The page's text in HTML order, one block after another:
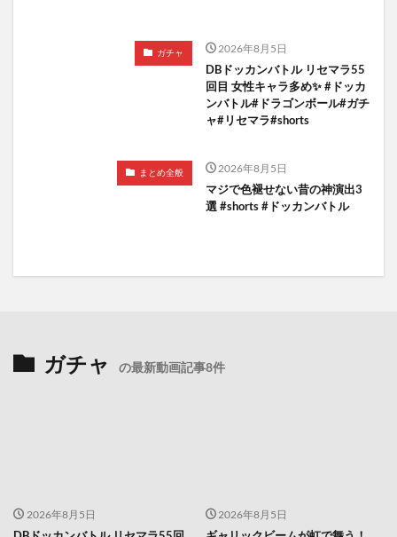
ガチャ 2026年8月5日
DBドッカンバトル リセマラ55
回目 女性キャラ多め✨️ #ドッカ
ンバトル#ドラゴンボール#ガチ
ャ#リセマラ#shorts
まとめ全般 2026年8月5日
マジで色褪せない昔の神演出3
選 #shorts #ドッカンバトル
ガチャ の最新動画記事8件
2026年8月5日 2026年8月5日